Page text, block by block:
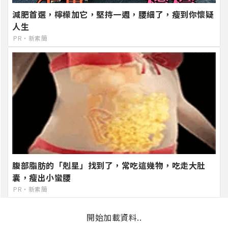
減肥首選，檸檬加它，堅持一週，腰細了，瘦到你懷疑
人生
PR・新素簡
腹部脂肪的「剋星」找到了，常吃這幾物，吃走大肚
囊，瘦出小蠻腰
PR・新素簡
開始加載資料..